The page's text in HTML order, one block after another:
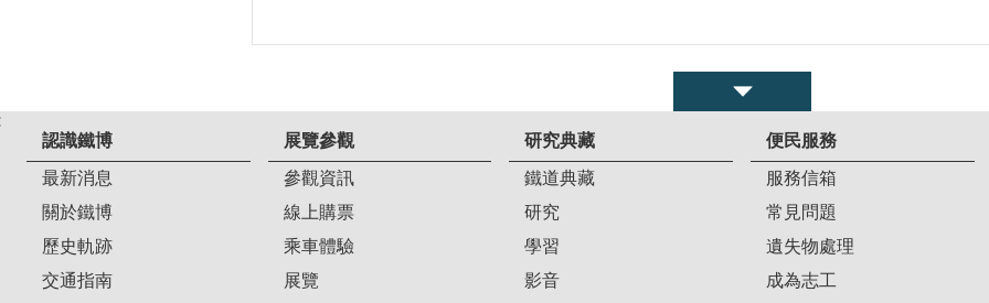
認識鐵博
最新消息
關於鐵博
歷史軌跡
交通指南
展覽參觀
參觀資訊
線上購票
乘車體驗
展覽
研究典藏
鐵道典藏
研究
學習
影音
便民服務
服務信箱
常見問題
遺失物處理
成為志工